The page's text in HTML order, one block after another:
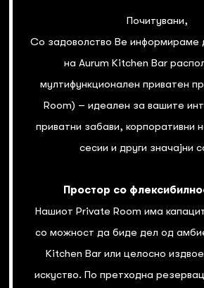
Почитувани,
Со задоволство Ве информираме
на Aurum Kitchen Bar
мултифункционален приватен
Room) – идеален за вашите
приватни забави, корпоративни
сесии и други значајни
Простор со
Нашиот Private Room има
со можност да биде дел од
Kitchen Bar или целосно
искуство. По претходна